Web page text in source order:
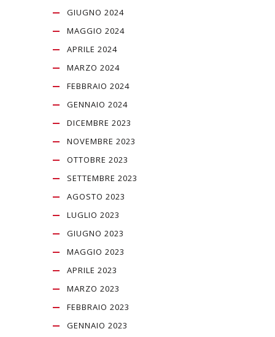
GIUGNO 2024
MAGGIO 2024
APRILE 2024
MARZO 2024
FEBBRAIO 2024
GENNAIO 2024
DICEMBRE 2023
NOVEMBRE 2023
OTTOBRE 2023
SETTEMBRE 2023
AGOSTO 2023
LUGLIO 2023
GIUGNO 2023
MAGGIO 2023
APRILE 2023
MARZO 2023
FEBBRAIO 2023
GENNAIO 2023